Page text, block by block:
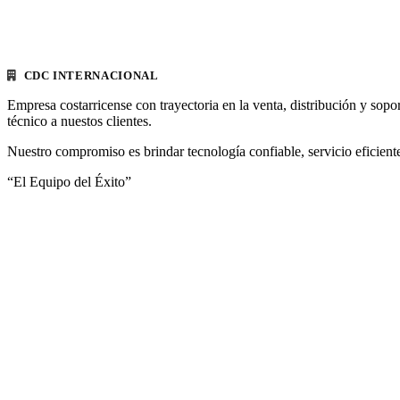
CDC INTERNACIONAL
Empresa costarricense con trayectoria en la venta, distribución y
técnico a nuestos clientes.
Nuestro compromiso es brindar tecnología confiable, servicio
“El Equipo del Éxito”